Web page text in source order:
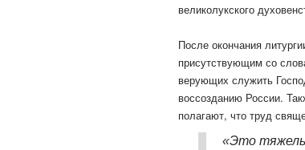
великолукского
После окончания
присутствующим со
верующих служить
воссозданию России.
полагают, что труд
«Это